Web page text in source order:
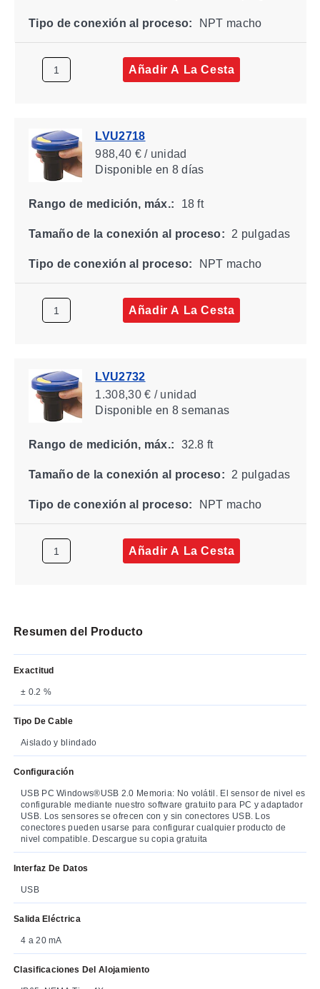
Tipo de conexión al proceso: NPT macho
Añadir A La Cesta
LVU2718
988,40 € / unidad
Disponibleen 8 días
Rango de medición, máx.: 18 ft
Tamaño de la conexión al proceso: 2 pulgadas
Tipo de conexión al proceso: NPT macho
Añadir A La Cesta
LVU2732
1.308,30 € / unidad
Disponibleen 8 semanas
Rango de medición, máx.: 32.8 ft
Tamaño de la conexión al proceso: 2 pulgadas
Tipo de conexión al proceso: NPT macho
Añadir A La Cesta
Resumen del Producto
Exactitud
± 0.2 %
Tipo De Cable
Aislado y blindado
Configuración
USB PC Windows®USB 2.0 Memoria: No volátil. El sensor de nivel es
configurable mediante nuestro software gratuito para PC y adaptador
USB. Los sensores se ofrecen con y sin conectores USB. Los
conectores pueden usarse para configurar cualquier producto de
nivel compatible. Descargue su copia gratuita
Interfaz De Datos
USB
Salida Eléctrica
4 a 20 mA
Clasificaciones Del Alojamiento